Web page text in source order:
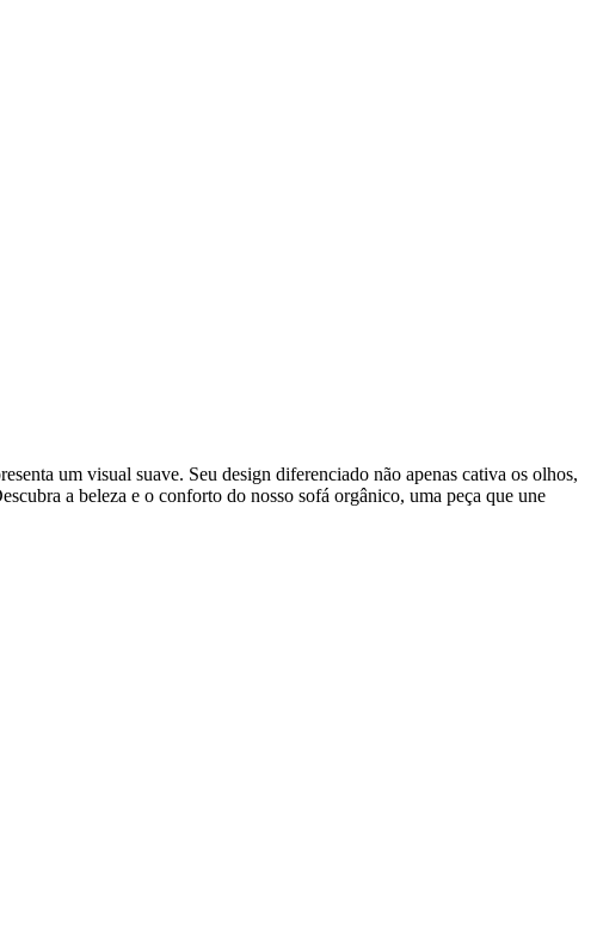
um visual suave. Seu design diferenciado não apenas cativa os olhos,
a beleza e o conforto do nosso sofá orgânico, uma peça que une